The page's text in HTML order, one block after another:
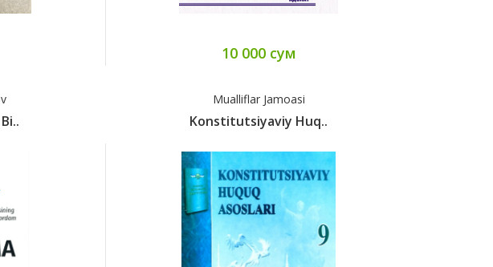
10 000 сум
Mualliflar Jamoasi
Konstitutsiyaviy Huq..